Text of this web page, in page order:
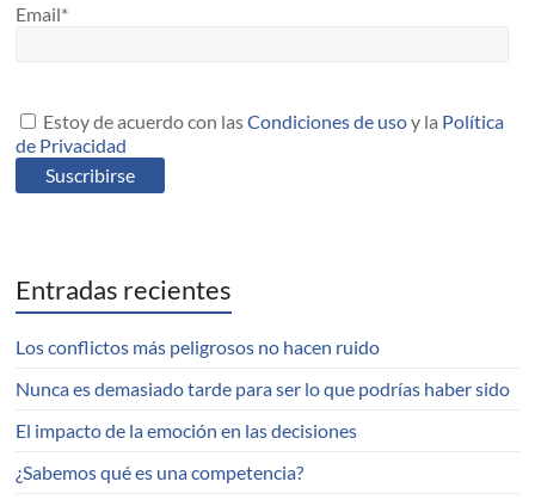
Email*
Estoy de acuerdo con lasCondiciones de usoy la Política
de Privacidad
Entradas recientes
Los conflictos más peligrosos no hacen ruido
Nunca es demasiado tarde para ser lo que podrías haber sido
El impacto de la emoción en las decisiones
¿Sabemos qué es una competencia?